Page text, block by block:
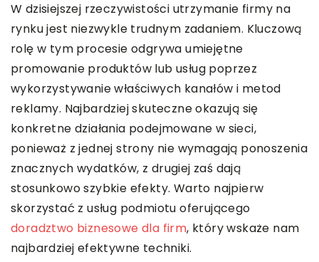
W dzisiejszej rzeczywistości utrzymanie firmy na
rynku jest niezwykle trudnym zadaniem. Kluczową
rolę w tym procesie odgrywa umiejętne
promowanie produktów lub usług poprzez
wykorzystywanie właściwych kanałów i metod
reklamy. Najbardziej skuteczne okazują się
konkretne działania podejmowane w sieci,
ponieważ z jednej strony nie wymagają ponoszenia
znacznych wydatków, z drugiej zaś dają
stosunkowo szybkie efekty. Warto najpierw
skorzystać z usług podmiotu oferującego
doradztwo biznesowe dla firm, który wskaże nam
najbardziej efektywne techniki.